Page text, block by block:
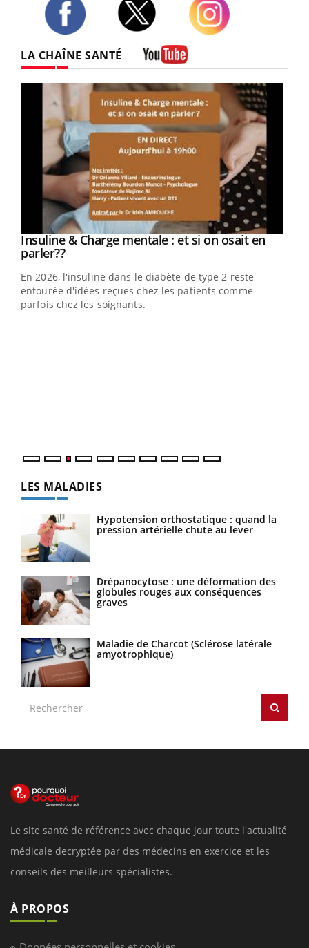
LA CHAÎNE SANTÉ
Youtube
Insuline & Charge mentale : et si on osait en
parler??Youtube
En 2026, l'insuline dans le diabète de type 2 reste
entourée d'idées reçues chez les patients comme
parfois chez les soignants.
LES MALADIES
Hypotension orthostatique : quand la
pression artérielle chute au lever
Drépanocytose : une déformation des
globules rouges aux conséquences
graves
Maladie de Charcot (Sclérose latérale
amyotrophique)
Le site santé de référence avec chaque jour toute l'actualité
médicale decryptée par des médecins en exercice et les
conseils des meilleurs spécialistes.
À PROPOS